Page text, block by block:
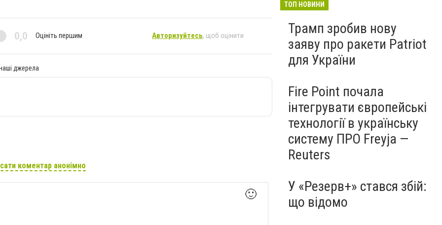
0,0 Оцініть першим Авторизуйтесь, щоб оцінити
джерела
коментар анонімно
🙂
ТОП НОВИНИ
Трамп зробив нову
заяву про ракети Patriot
для України
Fire Point почала
інтегрувати європейські
технології в українську
систему ПРО Freyja —
Reuters
У «Резерв+» стався збій:
що відомо